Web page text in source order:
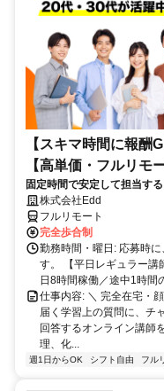
【スキマ時間に報酬
【高単価・フルリモ
固定時間で安定して担当す
ト講師から選べます！
株式会社Edd
フルリモート
完全歩合制
勤務時間・曜日: 応募時
す。 【平日レギュラー講
日8時間稼働／途中1時間
仕事内容: ＼ 完全在宅・
届く学習上の質問に、チ
回答するオンライン講師
理、化...
週1日からOK シフト自由 フル